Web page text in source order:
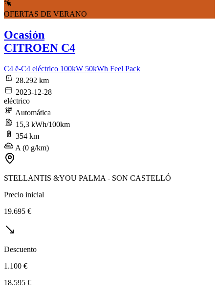
OFERTAS DE VERANO
Ocasión
CITROEN C4
C4 ë-C4 eléctrico 100kW 50kWh Feel Pack
28.292 km
2023-12-28
eléctrico
Automática
15,3 kWh/100km
354 km
A (0 g/km)
STELLANTIS &YOU PALMA - SON CASTELLÓ
Precio inicial
19.695 €
Descuento
1.100 €
18.595 €